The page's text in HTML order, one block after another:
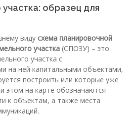
образец для
виду схема планировочной
участка (СПОЗУ) – это
участка с
на ней капитальными объектами,
построить или которые уже
этом на карте обозначаются
к объектам, а также места